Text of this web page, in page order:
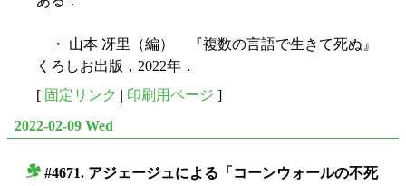
・ 山本 冴里（編） 『複数の言語で生きて死ぬ』
くろしお出版，2022年．
[ 固定リンク | 印刷用ページ ]
2022-02-09 Wed
#4671. アジェージュによる「コーンウォールの不死